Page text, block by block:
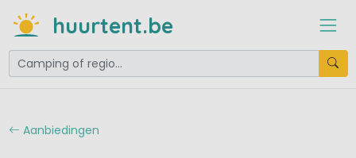
huurtent.be
Aanbiedingen